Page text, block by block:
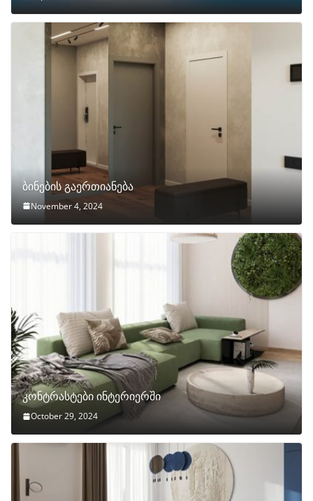
ბინების გაერთიანება
November 4, 2024
კონტრასტები ინტერიერში
October 29, 2024